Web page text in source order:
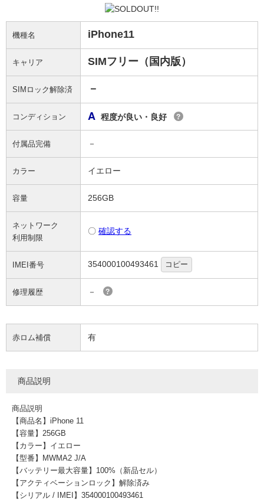
機種名 iPhone11
キャリア SIMフリー（国内版）
SIMロック解除済 －
コンディション A 程度が良い・良好 ?
付属品完備 －
カラー イエロー
容量 256GB
ネットワーク
利用制限
〇 確認する
IMEI番号 354000100493461 コピー
修理履歴 － ?
赤ロム補償 有
商品説明
商品説明
【商品名】iPhone 11
【容量】256GB
【カラー】イエロー
【型番】MWMA2 J/A
【バッテリー最大容量】100%（新品セル）
【アクティベーションロック】解除済み
【シリアル / IMEI】354000100493461